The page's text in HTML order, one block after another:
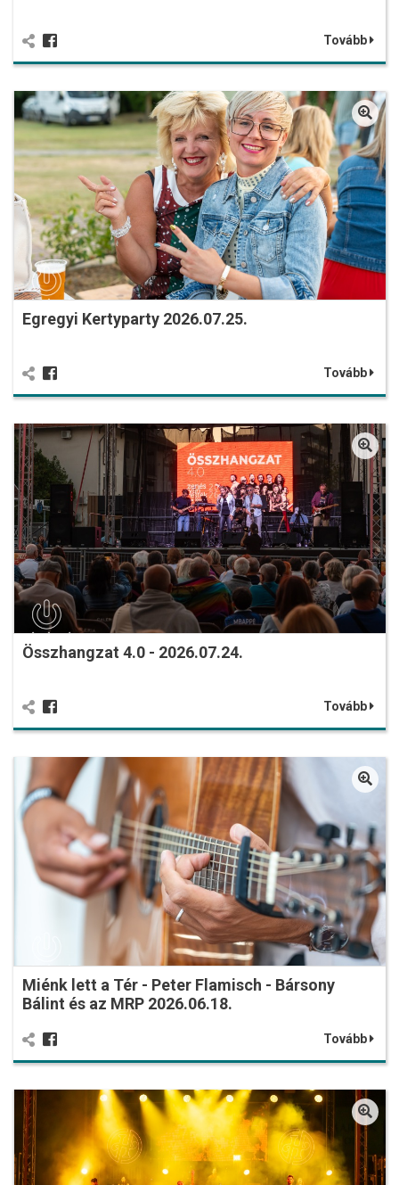
Tovább
Egregyi Kertyparty 2026.07.25.
Tovább
Összhangzat 4.0 - 2026.07.24.
Tovább
Miénk lett a Tér - Peter Flamisch - Bársony
Bálint és az MRP 2026.06.18.
Tovább